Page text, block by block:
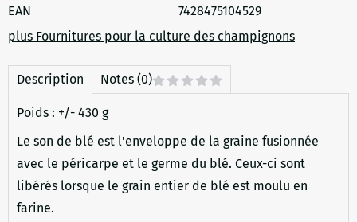
EAN
7428475104529
plus Fournitures pour la culture des champignons
Description Notes (0)
Poids : +/- 430 g
Le son de blé est l'enveloppe de la graine fusionnée
avec le péricarpe et le germe du blé. Ceux-ci sont
libérés lorsque le grain entier de blé est moulu en
farine.